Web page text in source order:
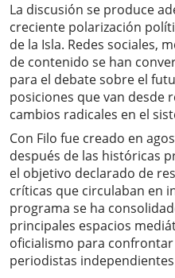
La discusión se produce
creciente polarización
de la Isla. Redes sociales,
de contenido se han
para el debate sobre el
posiciones que van desde
cambios radicales en el
Con Filo fue creado en
después de las históricas
el objetivo declarado de
críticas que circulaban en
programa se ha
principales espacios
oficialismo para
periodistas